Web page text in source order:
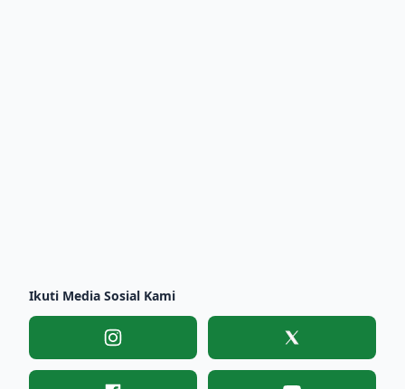
Ikuti Media Sosial Kami
Instagram X